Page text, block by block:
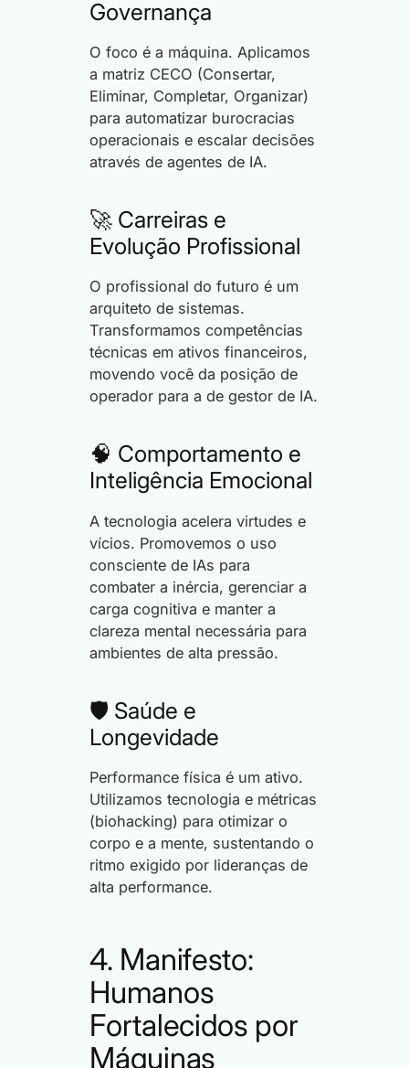
Governança
O foco é a máquina. Aplicamos
a matriz CECO (Consertar,
Eliminar, Completar, Organizar)
para automatizar burocracias
operacionais e escalar decisões
através de agentes de IA.
🚀 Carreiras e
Evolução Profissional
O profissional do futuro é um
arquiteto de sistemas.
Transformamos competências
técnicas em ativos financeiros,
movendo você da posição de
operador para a de gestor de IA.
🧠 Comportamento e
Inteligência Emocional
A tecnologia acelera virtudes e
vícios. Promovemos o uso
consciente de IAs para
combater a inércia, gerenciar a
carga cognitiva e manter a
clareza mental necessária para
ambientes de alta pressão.
🛡️ Saúde e
Longevidade
Performance física é um ativo.
Utilizamos tecnologia e métricas
(biohacking) para otimizar o
corpo e a mente, sustentando o
ritmo exigido por lideranças de
alta performance.
4. Manifesto:
Humanos
Fortalecidos por
Máquinas